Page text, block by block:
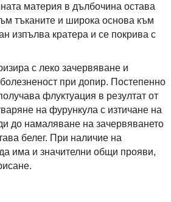
материя в дълбочина остава
тъканите и широка основа към
изпълва кратера и се покрива с
с леко зачервяване и
при допир. Постепенно
флуктуация в резултат от
на фурункула с изтичане на
до намаляване на зачервяването
белег. При наличие на
има и значителни общи прояви,